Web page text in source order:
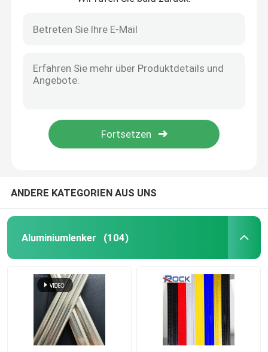
Butyl-Abstandshalter
Georgische Stange Windows
Butyl-Dichtungsband
Eckverbinder aus Kunststoff
Aluminium-Biegemaschine
Glaszubehör
ANDERE KATEGORIEN AUS UNS
Aluminiumlenker (104)